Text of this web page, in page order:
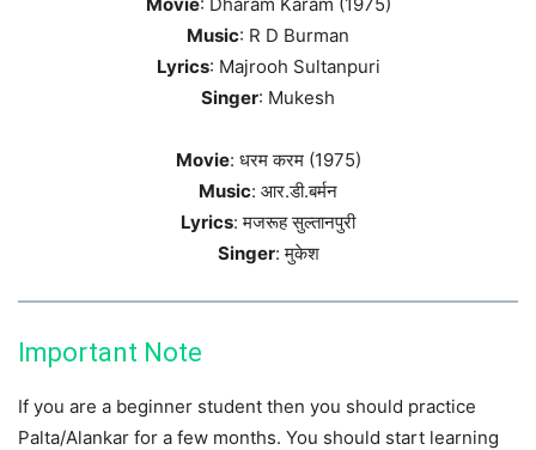
Music: R D Burman
Lyrics: Majrooh Sultanpuri
Singer: Mukesh
Movie: धरम करम (1975)
Music: आर.डी.बर्मन
Lyrics: मजरूह सुल्तानपुरी
Singer: मुकेश
Important Note
If you are a beginner student then you should practice
Palta/Alankar for a few months. You should start learning